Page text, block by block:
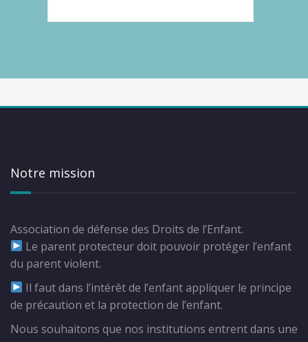
Notre mission
Association de défense des Droits de l’Enfant.
Le parent protecteur doit pouvoir protéger l’enfant
du parent violent.
Il faut dans l’intérêt de l’enfant appliquer le principe
de précaution et la protection de l’enfant.
Nous souhaitons que nos institutions entrent dans une